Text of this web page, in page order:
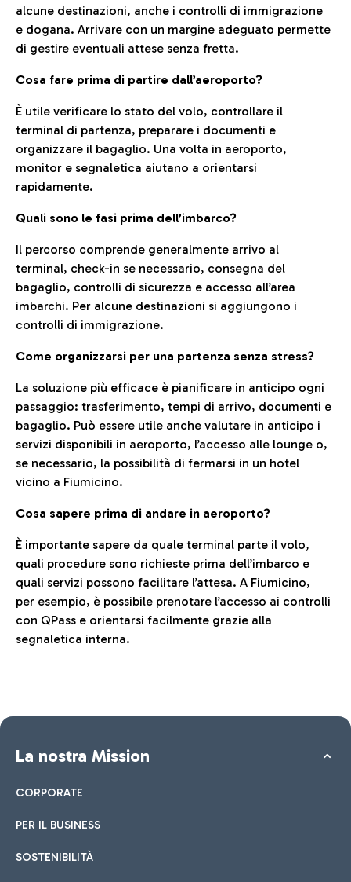
alcune destinazioni, anche i controlli di immigrazione
e dogana. Arrivare con un margine adeguato permette
di gestire eventuali attese senza fretta.
Cosa fare prima di partire dall’aeroporto?
È utile verificare lo stato del volo, controllare il
terminal di partenza, preparare i documenti e
organizzare il bagaglio. Una volta in aeroporto,
monitor e segnaletica aiutano a orientarsi
rapidamente.
Quali sono le fasi prima dell’imbarco?
Il percorso comprende generalmente arrivo al
terminal, check-in se necessario, consegna del
bagaglio, controlli di sicurezza e accesso all’area
imbarchi. Per alcune destinazioni si aggiungono i
controlli di immigrazione.
Come organizzarsi per una partenza senza stress?
La soluzione più efficace è pianificare in anticipo ogni
passaggio: trasferimento, tempi di arrivo, documenti e
bagaglio. Può essere utile anche valutare in anticipo i
servizi disponibili in aeroporto, l’accesso alle lounge o,
se necessario, la possibilità di fermarsi in un hotel
vicino a Fiumicino.
Cosa sapere prima di andare in aeroporto?
È importante sapere da quale terminal parte il volo,
quali procedure sono richieste prima dell’imbarco e
quali servizi possono facilitare l’attesa. A Fiumicino,
per esempio, è possibile prenotare l’accesso ai controlli
con QPass e orientarsi facilmente grazie alla
segnaletica interna.
La nostra Mission
CORPORATE
PER IL BUSINESS
SOSTENIBILITÀ